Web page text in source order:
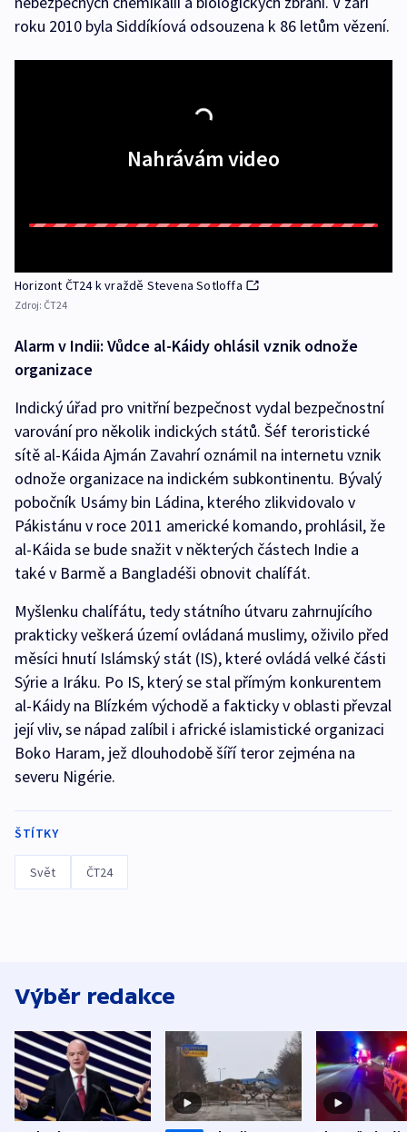
roku 2010 byla Siddíkíová odsouzena k 86 letům vězení.
Nahrávám video
Horizont ČT24 k vraždě Stevena Sotloffa
Zdroj: ČT24
Alarm v Indii: Vůdce al-Káidy ohlásil vznik odnože
organizace
Indický úřad pro vnitřní bezpečnost vydal bezpečnostní
varování pro několik indických států. Šéf teroristické
sítě al-Káida Ajmán Zavahrí oznámil na internetu vznik
odnože organizace na indickém subkontinentu. Bývalý
pobočník Usámy bin Ládina, kterého zlikvidovalo v
Pákistánu v roce 2011 americké komando, prohlásil, že
al-Káida se bude snažit v některých částech Indie a
také v Barmě a Bangladéši obnovit chalífát.
Myšlenku chalífátu, tedy státního útvaru zahrnujícího
prakticky veškerá území ovládaná muslimy, oživilo před
měsíci hnutí Islámský stát (IS), které ovládá velké části
Sýrie a Iráku. Po IS, který se stal přímým konkurentem
al-Káidy na Blízkém východě a fakticky v oblasti převzal
její vliv, se nápad zalíbil i africké islamistické organizaci
Boko Haram, jež dlouhodobě šíří teror zejména na
severu Nigérie.
ŠTÍTKY
Svět ČT24
Výběr redakce